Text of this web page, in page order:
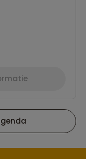
cultuur en milieu